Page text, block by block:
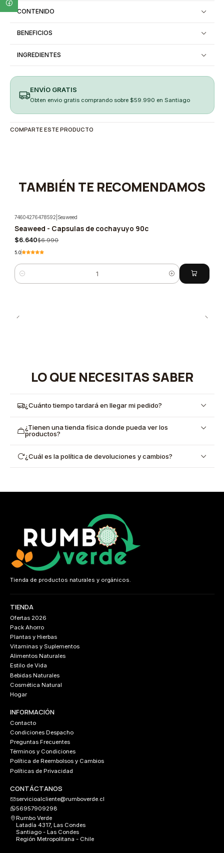
CONTENIDO
BENEFICIOS
INGREDIENTES
ENVÍO GRATIS
Obten envio gratis comprando sobre $59.990 en Santiago
COMPARTE ESTE PRODUCTO
TAMBIÉN TE RECOMENDAMOS
-5%
74604276478592 Seaweed
Seaweed - Capsulas de cochayuyo 90c
$6.640$6.990
5.0
Cantidad
LO QUE NECESITAS SABER
¿Cuánto tiempo tardará en llegar mi pedido?
¿Tienen una tienda física donde pueda ver los
productos?
¿Cuál es la política de devoluciones y cambios?
Tienda de productos naturales y orgánicos.
TIENDA
Ofertas 2026
Pack Ahorro
Plantas y Hierbas
Vitaminas y Suplementos
Alimentos Naturales
Estilo de Vida
Bebidas Naturales
Cosmética Natural
Hogar
INFORMACIÓN
Contacto
Condiciones Despacho
Preguntas Frecuentes
Términos y Condiciones
Política de Reembolsos y Cambios
Políticas de Privacidad
CONTÁCTANOS
servicioalcliente@rumboverde.cl
56957909298
Rumbo Verde
Latadía 4317, Las Condes
Santiago - Las Condes
Región Metropolitana - Chile